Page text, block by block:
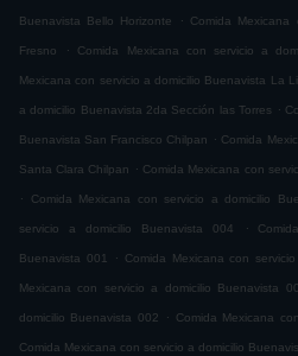
Buenavista Bello Horizonte . Comida Mexicana
Fresno . Comida Mexicana con servicio a
Mexicana con servicio a domicilio Buenavista La
a domicilio Buenavista 2da Sección las Torres .
Buenavista San Francisco Chilpan . Comida
Santa Clara Chilpan . Comida Mexicana con
.
Comida Mexicana con servicio a domicilio
servicio a domicilio Buenavista 004 .
Buenavista 001 . Comida Mexicana con
Mexicana con servicio a domicilio Buenavista
domicilio Buenavista 002 . Comida Mexicana
Comida Mexicana con servicio a domicilio